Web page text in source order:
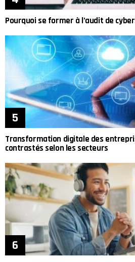
Pourquoi se former à l’audit de
Transformation digitale des
contrastés selon les secteurs